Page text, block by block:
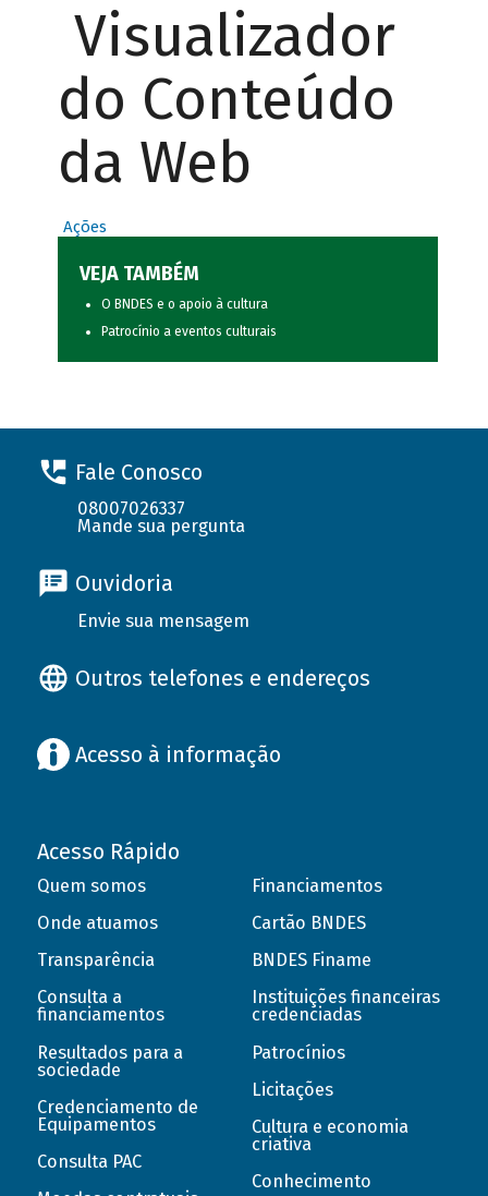
Visualizador
do Conteúdo
da Web
Ações
VEJA TAMBÉM
O BNDES e o apoio à cultura
Patrocínio a eventos culturais
Fale Conosco
08007026337
Mande sua pergunta
Ouvidoria
Envie sua mensagem
Outros telefones e endereços
Acesso à informação
Acesso Rápido
Quem somos
Onde atuamos
Transparência
Consulta a
financiamentos
Resultados para a
sociedade
Credenciamento de
Equipamentos
Consulta PAC
Financiamentos
Cartão BNDES
BNDES Finame
Instituições financeiras
credenciadas
Patrocínios
Licitações
Cultura e economia
criativa
Conhecimento